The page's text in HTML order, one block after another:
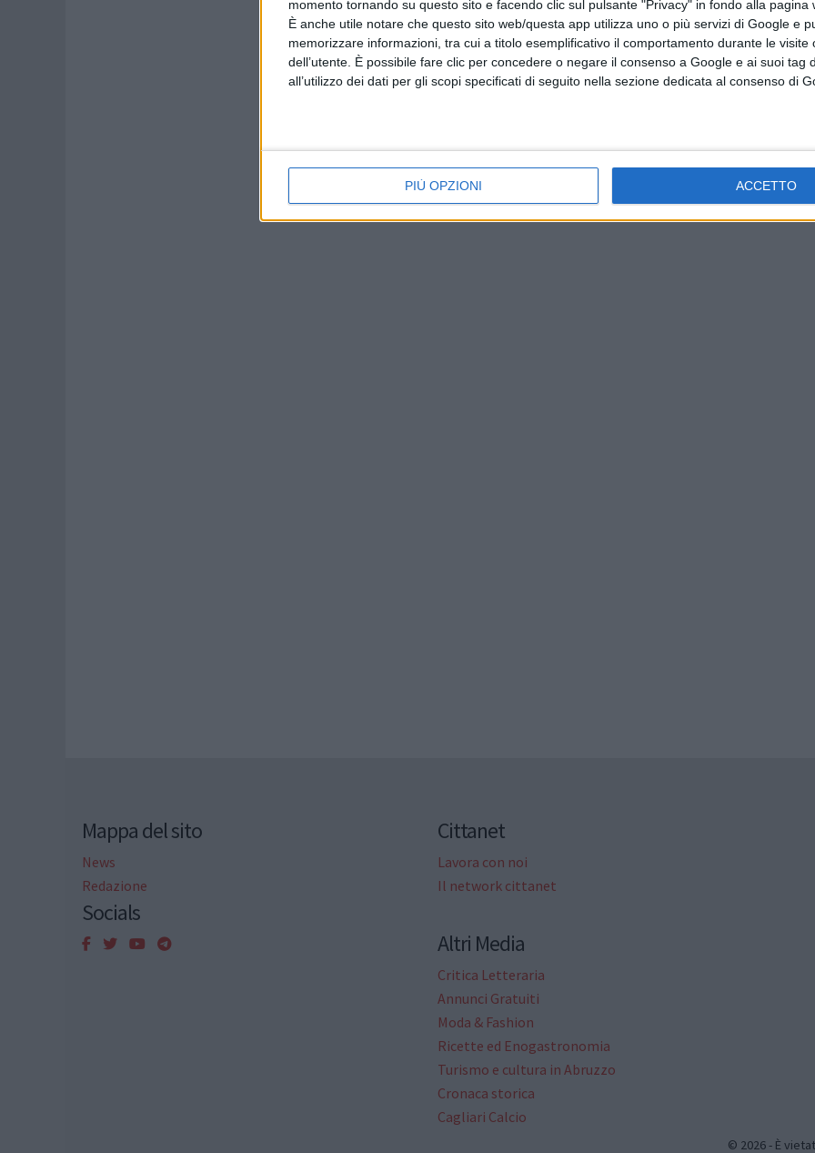
momento tornando su questo sito e facendo clic sul pulsante "Privacy" in fondo alla pagina
È anche utile notare che questo sito web/questa app utilizza uno o più servizi di Google e
memorizzare informazioni, tra cui a titolo esemplificativo il comportamento durante le visite
dell’utente. È possibile fare clic per concedere o negare il consenso a Google e ai suoi tag
all’utilizzo dei dati per gli scopi specificati di seguito nella sezione dedicata al consenso di
PIÙ OPZIONI ACCETTO
Mappa del sito
News
Redazione
Socials
Cittanet
Lavora con noi
Il network cittanet
Altri Media
Critica Letteraria
Annunci Gratuiti
Moda & Fashion
Ricette ed Enogastronomia
Turismo e cultura in Abruzzo
Cronaca storica
Cagliari Calcio
© 2026 - È